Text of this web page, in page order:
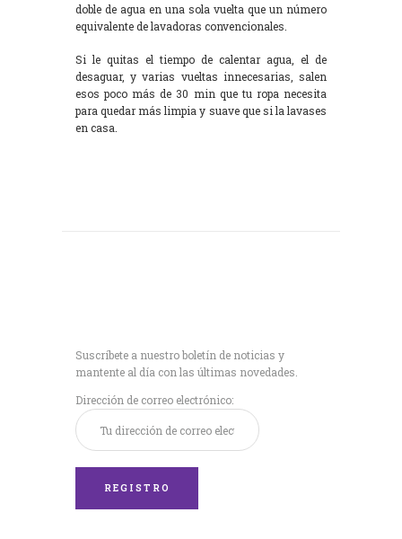
doble de agua en una sola vuelta que un número
equivalente de lavadoras convencionales.
Si le quitas el tiempo de calentar agua, el de
desaguar, y varias vueltas innecesarias, salen
esos poco más de 30 min que tu ropa necesita
para quedar más limpia y suave que si la lavases
en casa.
Suscríbete a nuestro boletín de noticias y
mantente al día con las últimas novedades.
Dirección de correo electrónico: